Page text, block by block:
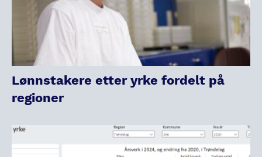
Lønnstakere etter yrke fordelt på
regioner